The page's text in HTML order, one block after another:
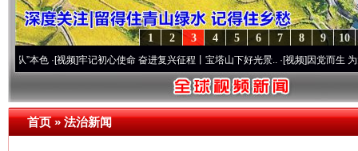
10
9
8
7
6
5
4
3
2
1
·[视频]牢记初心使命 奋进复兴征程丨宝塔山下好光景..·[视频]因党而生 为党而战
首页»法治新闻